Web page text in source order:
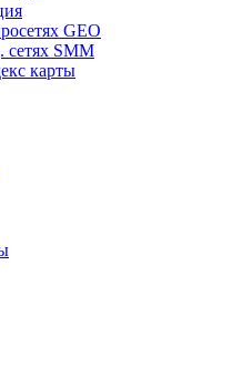
GEO
сетях SMM
карты